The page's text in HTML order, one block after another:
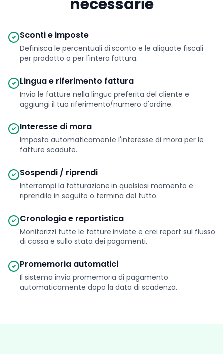
necessarie
Sconti e imposte
Definisca le percentuali di sconto e le aliquote fiscali
per prodotto o per l'intera fattura.
Lingua e riferimento fattura
Invia le fatture nella lingua preferita del cliente e
aggiungi il tuo riferimento/numero d'ordine.
Interesse di mora
Imposta automaticamente l'interesse di mora per le
fatture scadute.
Sospendi / riprendi
Interrompi la fatturazione in qualsiasi momento e
riprendila in seguito o termina del tutto.
Cronologia e reportistica
Monitorizzi tutte le fatture inviate e crei report sul flusso
di cassa e sullo stato dei pagamenti.
Promemoria automatici
Il sistema invia promemoria di pagamento
automaticamente dopo la data di scadenza.